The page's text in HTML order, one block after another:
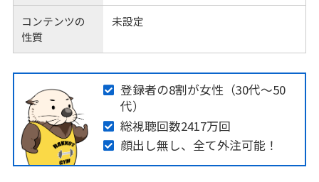
コンテンツの
性質
未設定
登録者の8割が女性（30代～50
代）
総視聴回数2417万回
顔出し無し、全て外注可能！